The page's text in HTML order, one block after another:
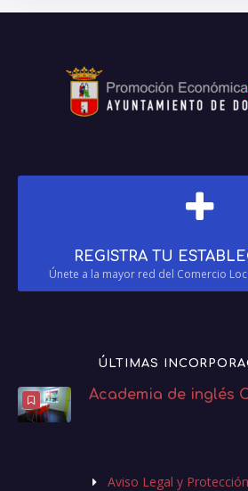
REGISTRA TU
Únete a la mayor red del Comercio
ÚLTIMAS
Academia de inglés
Aviso Legal y